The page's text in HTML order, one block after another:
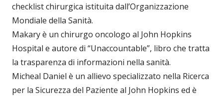
checklist chirurgica istituita dall’Organizzazione
Mondiale della Sanità.
Makary è un chirurgo oncologo al John Hopkins
Hospital e autore di “Unaccountable”, libro che tratta
la trasparenza di informazioni nella sanità.
Micheal Daniel è un allievo specializzato nella Ricerca
per la Sicurezza del Paziente al John Hopkins ed è